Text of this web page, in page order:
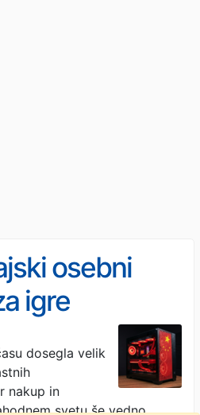
osebni
igre
dosegla velik
nakup in
svetu še vedno